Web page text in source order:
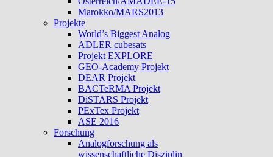
Marokko/MARS2013
Projekte
World’s Biggest Analog
ADLER cubesats
Projekt EXPLORE
GEO-Academy Projekt
DEAR Projekt
BACTeRMA Projekt
DiSTARS Projekt
PExTex Projekt
ASE 2016
Forschung
Analogforschung als
wissenschaftliche Disziplin